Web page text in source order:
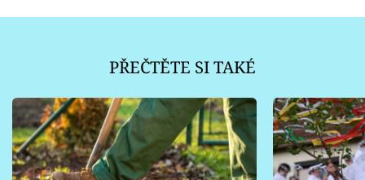
PŘEČTĚTE SI TAKÉ